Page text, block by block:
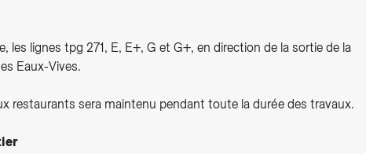
les lignes tpg 271, E, E+, G et G+, en direction de la sortie de la
Eaux-Vives.
restaurants sera maintenu pendant toute la durée des travaux.